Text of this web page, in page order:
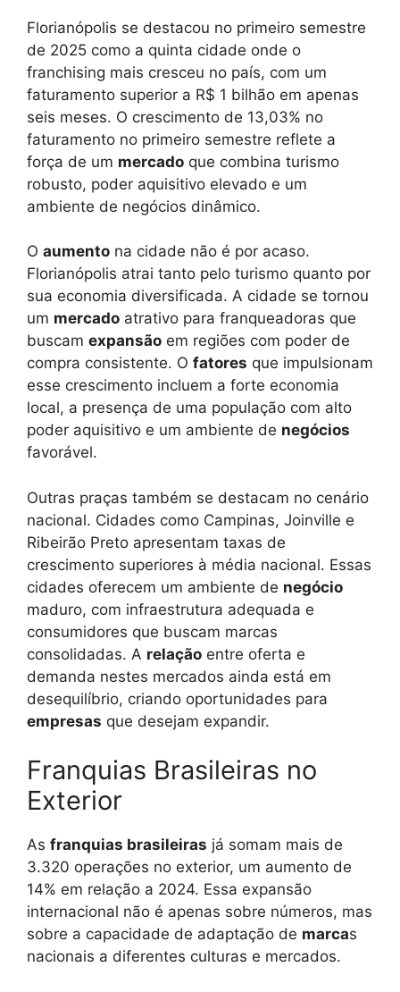
Florianópolis se destacou no primeiro semestre
de 2025 como a quinta cidade onde o
franchising mais cresceu no país, com um
faturamento superior a R$ 1 bilhão em apenas
seis meses. O crescimento de 13,03% no
faturamento no primeiro semestre reflete a
força de um mercado que combina turismo
robusto, poder aquisitivo elevado e um
ambiente de negócios dinâmico.
O aumento na cidade não é por acaso.
Florianópolis atrai tanto pelo turismo quanto por
sua economia diversificada. A cidade se tornou
um mercado atrativo para franqueadoras que
buscam expansão em regiões com poder de
compra consistente. O fatores que impulsionam
esse crescimento incluem a forte economia
local, a presença de uma população com alto
poder aquisitivo e um ambiente de negócios
favorável.
Outras praças também se destacam no cenário
nacional. Cidades como Campinas, Joinville e
Ribeirão Preto apresentam taxas de
crescimento superiores à média nacional. Essas
cidades oferecem um ambiente de negócio
maduro, com infraestrutura adequada e
consumidores que buscam marcas
consolidadas. A relação entre oferta e
demanda nestes mercados ainda está em
desequilíbrio, criando oportunidades para
empresas que desejam expandir.
Franquias Brasileiras no
Exterior
As franquias brasileiras já somam mais de
3.320 operações no exterior, um aumento de
14% em relação a 2024. Essa expansão
internacional não é apenas sobre números, mas
sobre a capacidade de adaptação de marcas
nacionais a diferentes culturas e mercados.